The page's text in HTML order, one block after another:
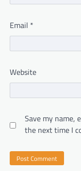
Email *
Website
Save my name,
the next time I